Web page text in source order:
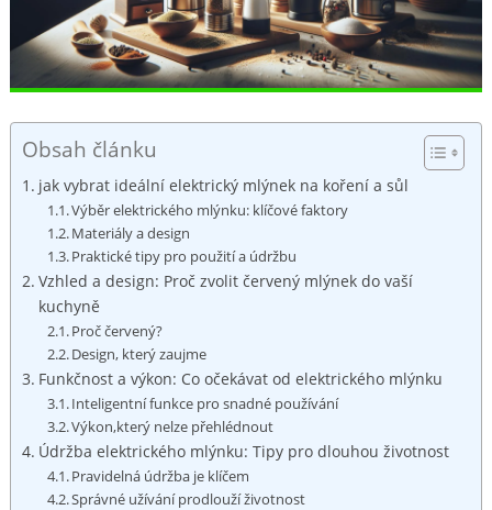
Obsah článku
jak vybrat ideální elektrický mlýnek na koření a sůl
Výběr elektrického mlýnku: ⁢klíčové faktory
Materiály‍ a design
Praktické tipy pro použití a údržbu
Vzhled a design: Proč​ zvolit červený mlýnek do vaší
⁣kuchyně
Proč červený?
Design, který zaujme
Funkčnost⁣ a výkon: Co očekávat od elektrického mlýnku
Inteligentní funkce pro snadné používání
Výkon,který nelze přehlédnout
Údržba elektrického mlýnku: Tipy pro dlouhou životnost
Pravidelná údržba je klíčem
Správné užívání prodlouží životnost